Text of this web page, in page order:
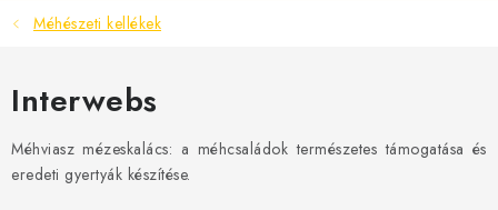
MÉHPEMPŐ
MÉHMÉREG
Méhészeti kellékek
Interwebs
Méhviasz mézeskalács: a méhcsaládok természetes támogatása és
eredeti gyertyák készítése.